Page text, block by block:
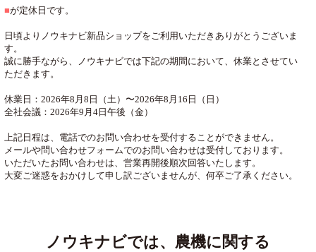
■が定休日です。
日頃よりノウキナビ新品ショップをご利用いただきありがとうございま
す。
誠に勝手ながら、ノウキナビでは下記の期間において、休業とさせてい
ただきます。
休業日：2026年8月8日（土）〜2026年8月16日（日）
全社会議：2026年9月4日午後（金）
上記日程は、電話でのお問い合わせを受付することができません。
メールや問い合わせフォームでのお問い合わせは受付しております。
いただいたお問い合わせは、営業再開後順次回答いたします。
大変ご迷惑をおかけして申し訳ございませんが、何卒ご了承ください。
ノウキナビでは、農機に関する